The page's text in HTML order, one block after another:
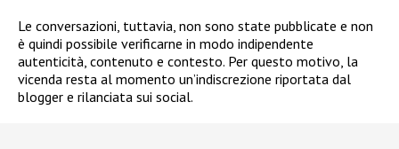
Le conversazioni, tuttavia, non sono state pubblicate e non
è quindi possibile verificarne in modo indipendente
autenticità, contenuto e contesto. Per questo motivo, la
vicenda resta al momento un’indiscrezione riportata dal
blogger e rilanciata sui social.